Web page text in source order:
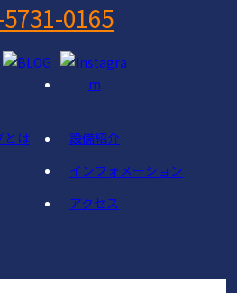
0165
とは
設備紹介
インフォメーション
アクセス